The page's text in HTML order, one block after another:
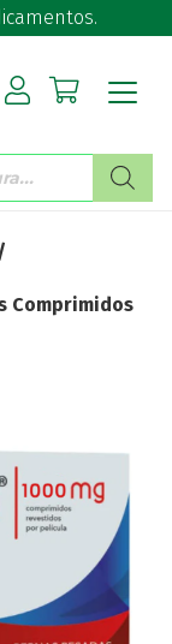
Comprimidos